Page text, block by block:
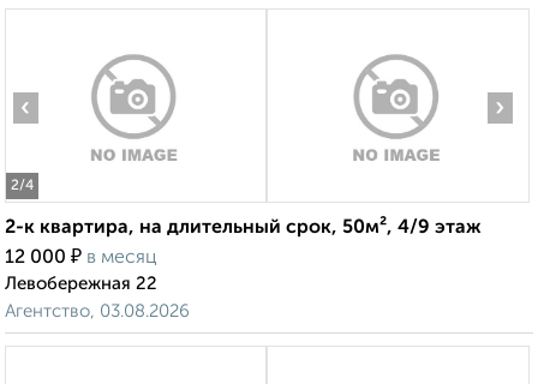
2/4
‹ ›
2-к квартира, на длительный срок, 50м², 4/9 этаж
12 000 ₽ в месяц
Левобережная 22
Агентство, 03.08.2026